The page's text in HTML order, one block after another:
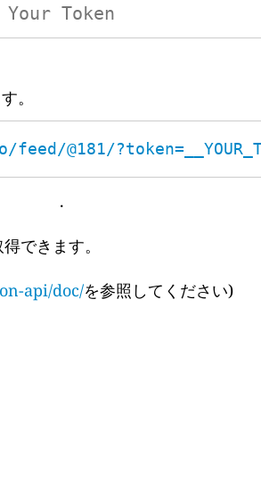
。
@181/
.
できます。
api/doc/を参照してください)